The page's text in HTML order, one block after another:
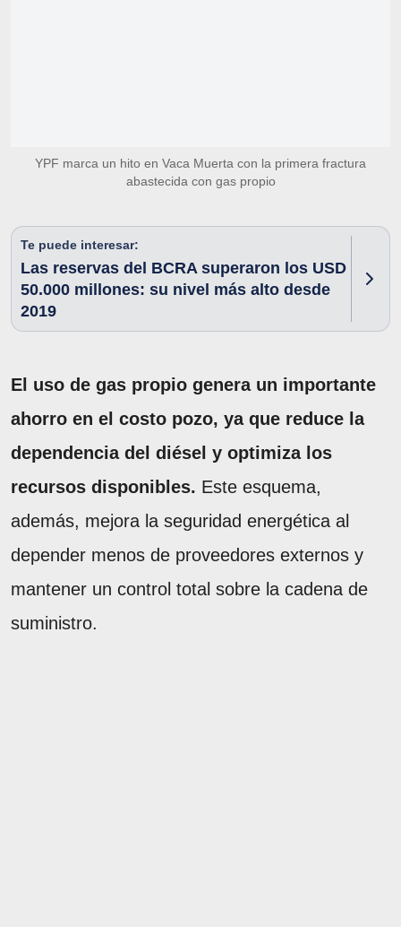
YPF marca un hito en Vaca Muerta con la primera fractura
abastecida con gas propio
Te puede interesar:
Las reservas del BCRA superaron los USD
50.000 millones: su nivel más alto desde
2019
El uso de gas propio genera un importante
ahorro en el costo pozo, ya que reduce la
dependencia del diésel y optimiza los
recursos disponibles. Este esquema,
además, mejora la seguridad energética al
depender menos de proveedores externos y
mantener un control total sobre la cadena de
suministro.